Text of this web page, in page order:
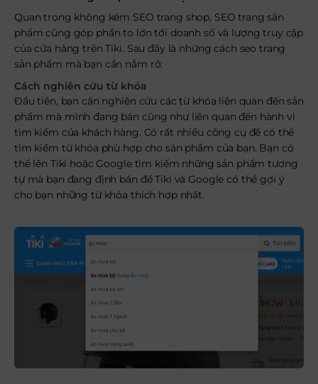
Quan trọng không kém SEO trang shop, SEO trang sản
phẩm cũng góp phần to lớn tới doanh số và lượng truy cập
của cửa hàng trên Tiki. Sau đây là những cách seo trang
sản phẩm mà bạn cần nắm rõ:
Cách nghiên cứu từ khóa
Đầu tiên, bạn cần nghiên cứu các từ khóa liên quan đến sản
phẩm mà mình đang bán cũng như liên quan đến hành vi
tìm kiếm của khách hàng. Có rất nhiều công cụ để có thể
tìm kiếm từ khóa phù hợp cho sản phẩm của bạn. Bạn có
thể lên Tiki hoặc Google tìm kiếm những sản phẩm tương
tự mà bạn đang định bán để Tiki và Google có thể gợi ý
cho bạn những từ khóa thích hợp nhất.